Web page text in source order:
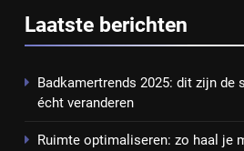
Laatste berichten
Badkamertrends 2025: dit zijn de
écht veranderen
Ruimte optimaliseren: zo haal je